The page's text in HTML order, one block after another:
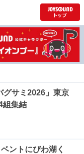
サミ2026」東京
組集結
ントにびわ湖く